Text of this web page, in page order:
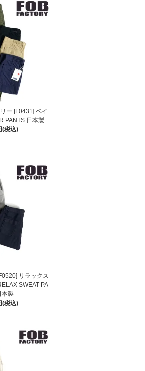
ー [F0431] ベイ
PANTS 日本製
(税込)
リラックス
SWEAT PA
本製
(税込)